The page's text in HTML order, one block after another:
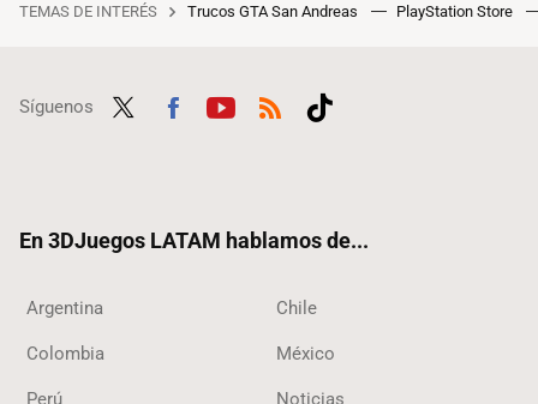
TEMAS DE INTERÉS Trucos GTA San Andreas PlayStation Store
Síguenos
En 3DJuegos LATAM hablamos de...
Argentina Chile
Colombia México
Perú Noticias